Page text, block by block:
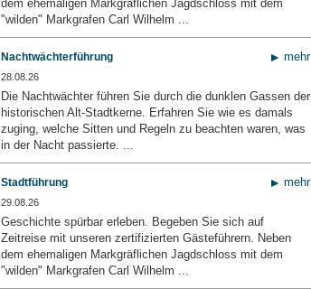
dem ehemaligen Markgräflichen Jagdschloss mit dem
"wilden" Markgrafen Carl Wilhelm ...
mehr
Nachtwächterführung
28.08.26
Die Nachtwächter führen Sie durch die dunklen Gassen der
historischen Alt-Stadtkerne. Erfahren Sie wie es damals
zuging, welche Sitten und Regeln zu beachten waren, was
in der Nacht passierte. ...
mehr
Stadtführung
29.08.26
Geschichte spürbar erleben. Begeben Sie sich auf
Zeitreise mit unseren zertifizierten Gästeführern. Neben
dem ehemaligen Markgräflichen Jagdschloss mit dem
"wilden" Markgrafen Carl Wilhelm ...